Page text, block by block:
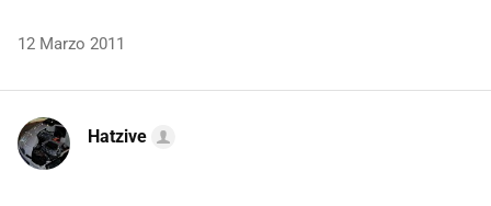
12 Marzo 2011
Hatzive